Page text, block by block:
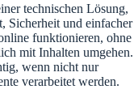
technischen Lösung,
Sicherheit und einfacher
funktionieren, ohne
mit Inhalten umgehen.
wenn nicht nur
verarbeitet werden.